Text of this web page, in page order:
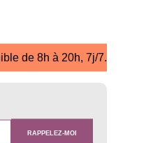
de 8h à 20h, 7j/7.